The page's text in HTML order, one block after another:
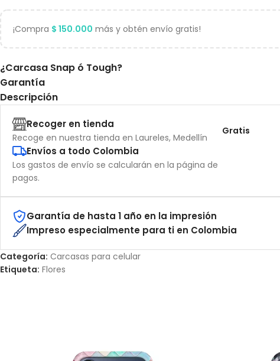
¡Compra $ 150.000 más y obtén envío gratis!
¿Carcasa Snap ó Tough?
Garantía
Descripción
Recoger en tienda
Recoge en nuestra tienda en Laureles, Medellín
Gratis
Envíos a todo Colombia
Los gastos de envío se calcularán en la página de
pagos.
Garantía de hasta 1 año en la impresión
Impreso especialmente para ti en Colombia
Categoría: Carcasas para celular
Etiqueta: Flores